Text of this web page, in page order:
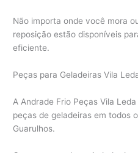
Não importa onde você mora
reposição estão disponíveis
eficiente.
Peças para Geladeiras Vila
A Andrade Frio Peças Vila
peças de geladeiras em todos
Guarulhos.